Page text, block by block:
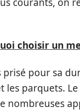
courants, on
choisir un
prisé pour sa
les parquets.
nombreuses